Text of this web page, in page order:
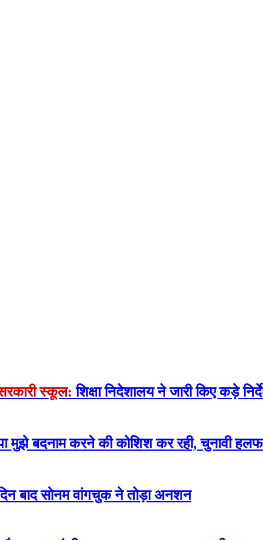
स्कूल: शिक्षा निदेशालय ने जारी किए कड़े
मुझे बदनाम करने की कोशिश कर रही, चुनावी
बाद सोनम वांगचुक ने तोड़ा अनशन